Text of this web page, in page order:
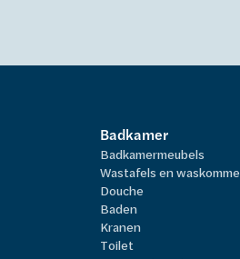
Badkamer
Badkamermeubels
Wastafels en
Douche
Baden
Kranen
Toilet